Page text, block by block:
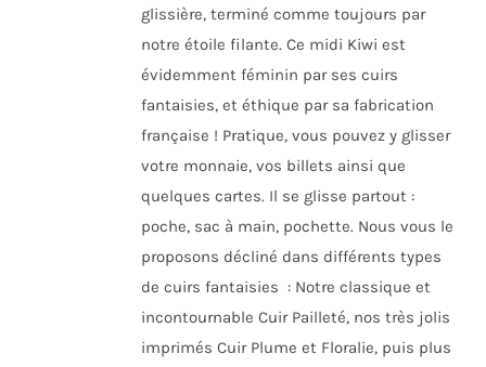
glissière, terminé comme toujours par
notre étoile filante. Ce midi Kiwi est
évidemment féminin par ses cuirs
fantaisies, et éthique par sa fabrication
française ! Pratique, vous pouvez y glisser
votre monnaie, vos billets ainsi que
quelques cartes. Il se glisse partout :
poche, sac à main, pochette. Nous vous le
proposons décliné dans différents types
de cuirs fantaisies : Notre classique et
incontournable Cuir Pailleté, nos très jolis
imprimés Cuir Plume et Floralie, puis plus